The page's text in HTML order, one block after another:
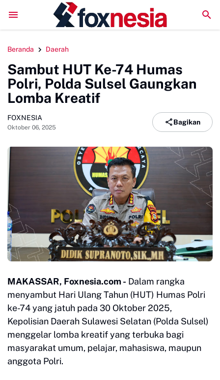
Rayakan Anniversary Ke-5 di Tanjung Bira, Soliditas Komunitas
Beranda Daerah
Sambut HUT Ke-74 Humas
Polri, Polda Sulsel Gaungkan
Lomba Kreatif
FOXNESIA
Oktober 06, 2025
Bagikan
MAKASSAR, Foxnesia.com - Dalam rangka
menyambut Hari Ulang Tahun (HUT) Humas Polri
ke-74 yang jatuh pada 30 Oktober 2025,
Kepolisian Daerah Sulawesi Selatan (Polda Sulsel)
menggelar lomba kreatif yang terbuka bagi
masyarakat umum, pelajar, mahasiswa, maupun
anggota Polri.